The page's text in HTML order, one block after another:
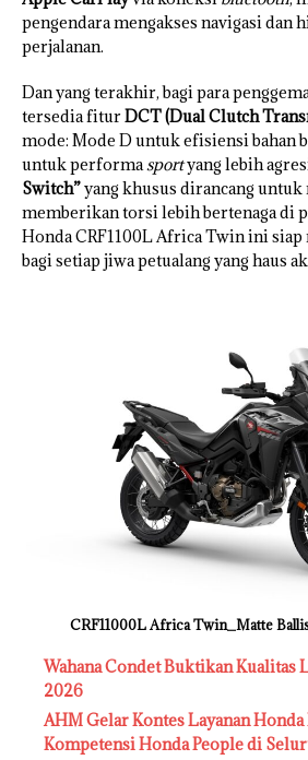
pengendara mengakses navigasi dan
perjalanan.
Dan yang terakhir, bagi para
tersedia fiturDCT (Dual Clutch
mode: Mode D untuk efisiensi bahan
untuk performasportyang lebih
Switch”yang khusus dirancang untuk
memberikan torsi lebih bertenaga di
Honda CRF1100L Africa Twin ini
bagi setiap jiwa petualang yang haus
CRF11000L Africa Twin_Matte
Wahana Condet Buktikan Kualitas
2026
AHM Gelar Kontes Layanan
Kompetensi Honda People di